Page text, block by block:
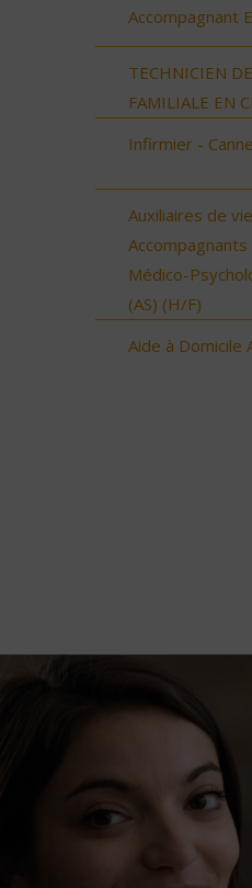
Accompagnant
TECHNICIEN
FAMILIALE EN
Infirmier -
Auxiliaires de
Accompagnants
Médico-
(AS) (H/F)
Aide à Domicile